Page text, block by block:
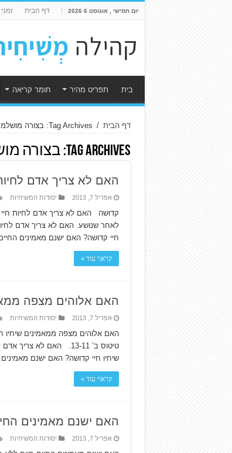
יום חמישי , אוגוסט 6 2026 דף הבית
בית תפריט מהיר חומר קריאה
דף הבית / Tag Archives: בצורה מושלמת?
Tag Archives: בצורה
האם לא צריך אדם
אפריל 7, 2013 יסודות המשיחיות
קדושה האם לא צריך אדם לחיות חיי
לאחר שנושע. האם לא צריך אדם
חיי קדושה? האם ישנם מאמינים
קרא\י עוד »
האם אלוהים מצפה
אפריל 7, 2013 יסודות המשיחיות
טיטוס ב’ 13-11. האם
שיחיו חיי קדושה? האם ישנם
קרא\י עוד »
האם ישנם מאמינים
אפריל 7, 2013 יסודות המשיחיות